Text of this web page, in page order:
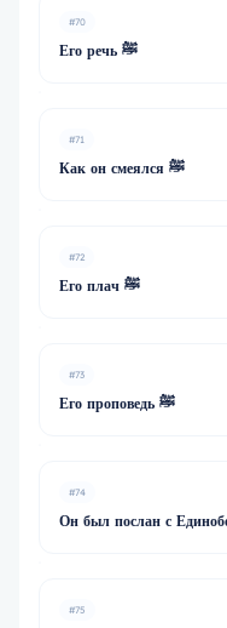
#70
Его речь ﷺ
#71
Как он смеялся ﷺ
#72
Его плач ﷺ
#73
Его проповедь ﷺ
#74
Он был послан с
#75